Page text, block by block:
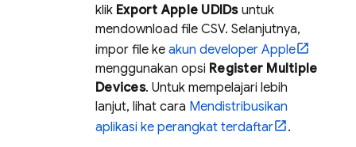
klik Export Apple UDIDsuntuk
mendownload file CSV. Selanjutnya,
impor file ke akun developer Apple
menggunakan opsi Register Multiple
Devices. Untuk mempelajari lebih
lanjut, lihat cara Mendistribusikan
aplikasi ke perangkat terdaftar
.